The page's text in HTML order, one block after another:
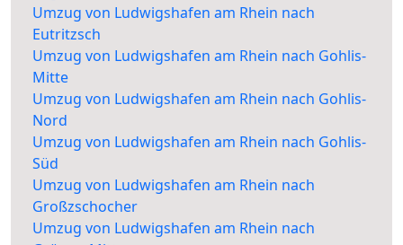
Umzug von Ludwigshafen am Rhein nach
Eutritzsch
Umzug von Ludwigshafen am Rhein nach Gohlis-
Mitte
Umzug von Ludwigshafen am Rhein nach Gohlis-
Nord
Umzug von Ludwigshafen am Rhein nach Gohlis-
Süd
Umzug von Ludwigshafen am Rhein nach
Großzschocher
Umzug von Ludwigshafen am Rhein nach